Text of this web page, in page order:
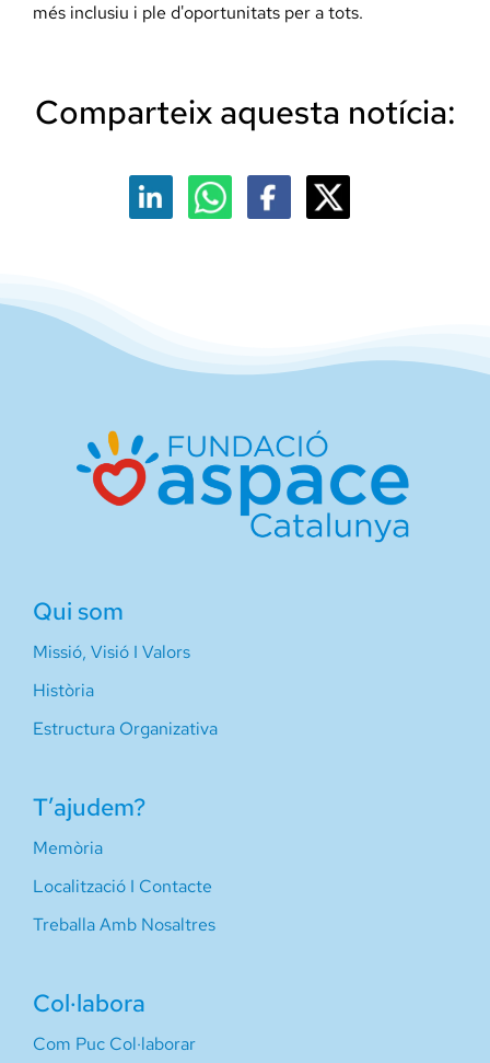
més inclusiu i ple d'oportunitats per a tots.
Comparteix aquesta notícia:
Qui som
Missió, Visió I Valors
Història
Estructura Organizativa
T’ajudem?
Memòria
Localització I Contacte
Treballa Amb Nosaltres
Col·labora
Com Puc Col·laborar